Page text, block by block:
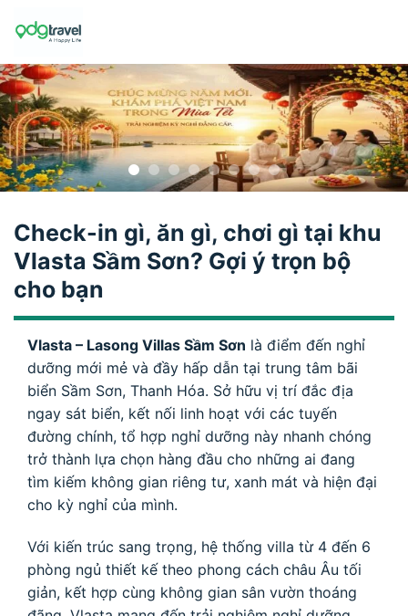
Check-in gì, ăn gì, chơi gì tại khu
Vlasta Sầm Sơn? Gợi ý trọn bộ
cho bạn
Vlasta – Lasong Villas Sầm Sơn là điểm đến nghỉ
dưỡng mới mẻ và đầy hấp dẫn tại trung tâm bãi
biển Sầm Sơn, Thanh Hóa. Sở hữu vị trí đắc địa
ngay sát biển, kết nối linh hoạt với các tuyến
đường chính, tổ hợp nghỉ dưỡng này nhanh chóng
trở thành lựa chọn hàng đầu cho những ai đang
tìm kiếm không gian riêng tư, xanh mát và hiện đại
cho kỳ nghỉ của mình.
Với kiến trúc sang trọng, hệ thống villa từ 4 đến 6
phòng ngủ thiết kế theo phong cách châu Âu tối
giản, kết hợp cùng không gian sân vườn thoáng